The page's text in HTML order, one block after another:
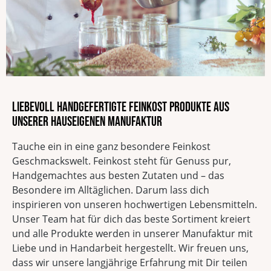
Ohne Palmöl
Laktosefrei
Liebevoll handgefertigte Feinkost Produkte aus
unserer hauseigenen Manufaktur
Tauche ein in eine ganz besondere Feinkost
Geschmackswelt. Feinkost steht für Genuss pur,
Handgemachtes aus besten Zutaten und – das
Besondere im Alltäglichen. Darum lass dich
inspirieren von unseren hochwertigen Lebensmitteln.
Unser Team hat für dich das beste Sortiment kreiert
und alle Produkte werden in unserer Manufaktur mit
Liebe und in Handarbeit hergestellt. Wir freuen uns,
dass wir unsere langjährige Erfahrung mit Dir teilen